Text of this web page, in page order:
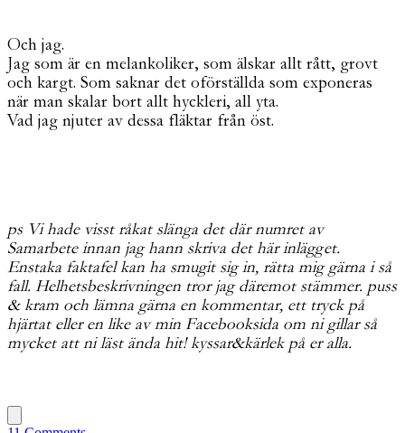
Och jag.
Jag som är en melankoliker, som älskar allt rått, grovt
och kargt. Som saknar det oförställda som exponeras
när man skalar bort allt hyckleri, all yta.
Vad jag njuter av dessa fläktar från öst.
ps Vi hade visst råkat slänga det där numret av
Samarbete innan jag hann skriva det här inlägget.
Enstaka faktafel kan ha smugit sig in, rätta mig gärna i så
fall. Helhetsbeskrivningen tror jag däremot stämmer. puss
& kram och lämna gärna en kommentar, ett tryck på
hjärtat eller en like av min Facebooksida om ni gillar så
mycket att ni läst ända hit! kyssar&kärlek på er alla.